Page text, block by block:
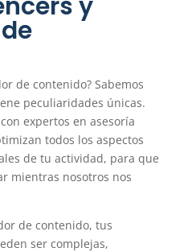
de contenido? Sabemos
peculiaridades únicas.
expertos en asesoría
todos los aspectos
de tu actividad, para que
mientras nosotros nos
de contenido, tus
ser complejas,